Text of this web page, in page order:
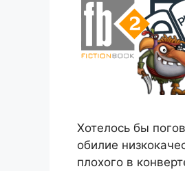
Хотелось бы
обилие
плохого в